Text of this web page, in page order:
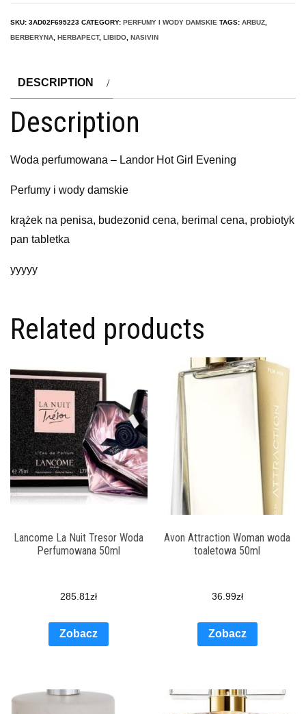
SKU: 3AD02F695223 CATEGORY: PERFUMY I WODY DAMSKIE TAGS: ARBUZ
BERBERYNA HERBAPECT, LIBIDO NASIVIN
DESCRIPTION
Description
Woda perfumowana – Landor Hot Girl Evening
Perfumy i wody damskie
krążek na penisa, budezonid cena, berimal cena, probiotyk
pan tabletka
yyyyy
Related products
Lancome La Nuit Tresor Woda
Perfumowana 50ml
285.81zł
Zobacz
Avon Attraction Woman woda
toaletowa 50ml
36.99zł
Zobacz